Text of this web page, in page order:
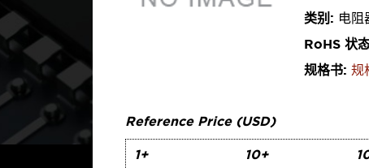
类别: 电阻
RoHS 状态
规格书: 规
Reference Price (USD)
1+
10+